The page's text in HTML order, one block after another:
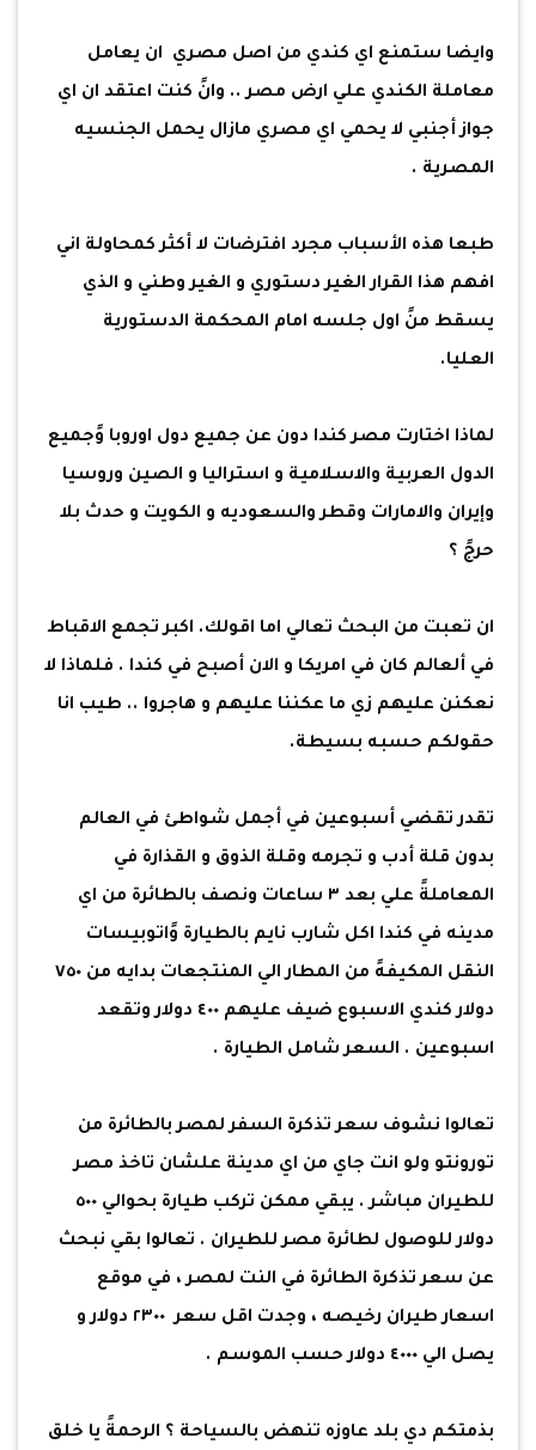
وايضا ستمنع اي كندي من اصل مصري ان يعامل
معاملة الكندي علي ارض مصر .. وانً كنت اعتقد ان اي
جواز أجنبي لا يحمي اي مصري مازال يحمل الجنسيه
المصرية .
طبعا هذه الأسباب مجرد افترضات لا أكثر كمحاولة اني
افهم هذا القرار الغير دستوري و الغير وطني و الذي
يسقط منً اول جلسه امام المحكمة الدستورية
العليا.
لماذا اختارت مصر كندا دون عن جميع دول اوروبا وًجميع
الدول العربية والاسلامية و استراليا و الصين وروسيا
وإيران والامارات وقطر والسعوديه و الكويت و حدث بلا
حرجً ؟
ان تعبت من البحث تعالي اما اقولك. اكبر تجمع الاقباط
في ألعالم كان في امريكا و الان أصبح في كندا . فلماذا لا
نعكنن عليهم زي ما عكننا عليهم و هاجروا .. طيب انا
حقولكم حسبه بسيطة.
تقدر تقضي أسبوعين في أجمل شواطئ في العالم
بدون قلة أدب و تجرمه وقلة الذوق و القذارة في
المعاملةً علي بعد ٣ ساعات ونصف بالطائرة من اي
مدينه في كندا اكل شارب نايم بالطيارة وًاتوبيسات
النقل المكيفهً من المطار الي المنتجعات بدايه من ٧٥٠
دولار كندي الاسبوع ضيف عليهم ٤٠٠ دولار وتقعد
اسبوعين . السعر شامل الطيارة .
تعالوا نشوف سعر تذكرة السفر لمصر بالطائرة من
تورونتو ولو انت جاي من اي مدينة علشان تاخذ مصر
للطيران مباشر . يبقي ممكن تركب طيارة بحوالي ٥٠٠
دولار للوصول لطائرة مصر للطيران . تعالوا بقي نبحث
عن سعر تذكرة الطائرة في النت لمصر ، في موقع
اسعار طيران رخيصه ، وجدت اقل سعر ٢٣٠٠ دولار و
يصل الي ٤٠٠٠ دولار حسب الموسم .
بذمتكم دي بلد عاوزه تنهض بالسياحة ؟ الرحمةً يا خلق